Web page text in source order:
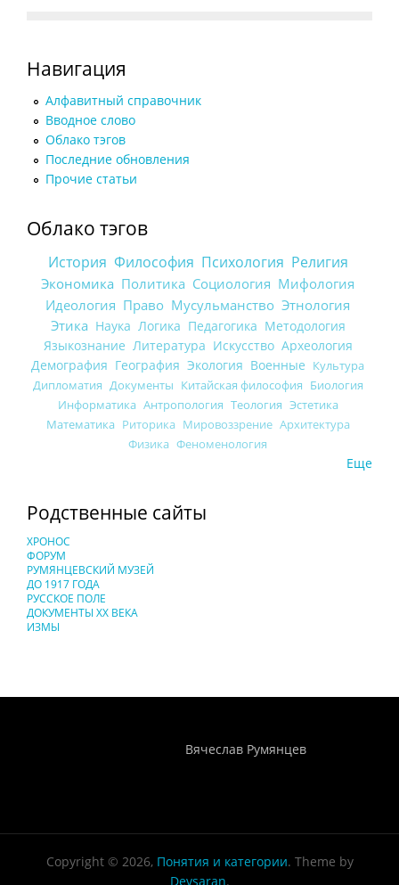
Навигация
Алфавитный справочник
Вводное слово
Облако тэгов
Последние обновления
Прочие статьи
Облако тэгов
История Философия Психология Религия
Экономика Политика Социология Мифология
Идеология Право Мусульманство Этнология
Этика Наука Логика Педагогика Методология
Языкознание Литература Искусство Археология
Демография География Экология Военные Культура
Дипломатия Документы Китайская философия Биология
Информатика Антропология Теология Эстетика
Математика Риторика Мировоззрение Архитектура
Физика Феноменология
Еще
Родственные сайты
ХРОНОС
ФОРУМ
РУМЯНЦЕВСКИЙ МУЗЕЙ
ДО 1917 ГОДА
РУССКОЕ ПОЛЕ
ДОКУМЕНТЫ XX ВЕКА
ИЗМЫ
Вячеслав Румянцев
Copyright © 2026, Понятия и категории. Theme by
Devsaran.